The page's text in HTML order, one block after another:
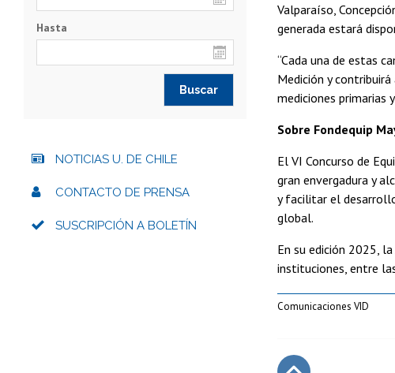
Valparaíso,
generada estará
“Cada una de estas
Medición y
mediciones primarias
Sobre Fondequip
El VI Concurso de
gran envergadura y
y facilitar el
global.
En su edición 2025,
instituciones, entre
Comunicaciones VID
Hasta
NOTICIAS U. DE CHILE
CONTACTO DE PRENSA
SUSCRIPCIÓN A BOLETÍN